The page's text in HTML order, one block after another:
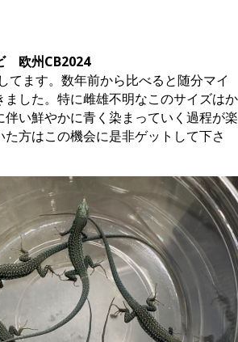
欧州CB2024
てます。数年前から比べると随分マイ
ました。特に雌雄不明なこのサイズはか
い鮮やかに青く染まっていく過程が楽
た方はこの機会に是非ゲットして下さ